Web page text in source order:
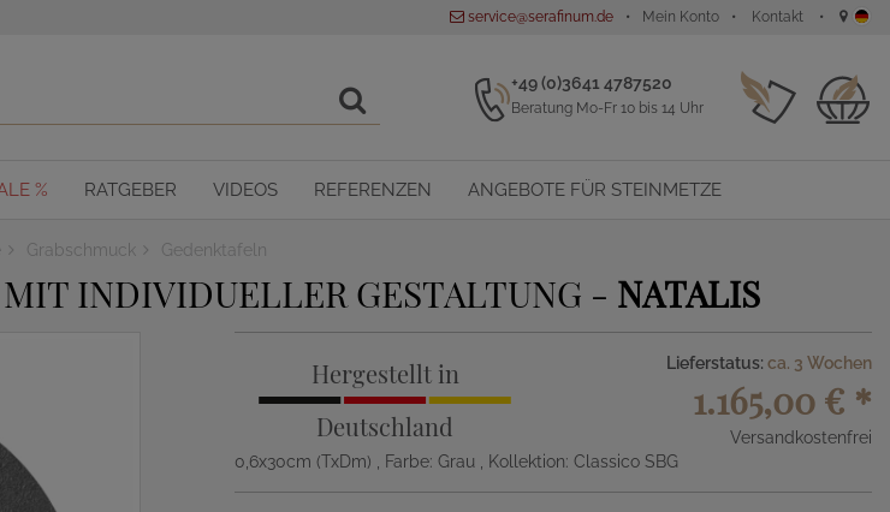
service@serafinum.de Mein Konto Kontakt
+49 (0)3641 4787520
Beratung Mo-Fr 10 bis 14 Uhr
% RATGEBER VIDEOS REFERENZEN ANGEBOTE FÜR STEINMETZE
Grabschmuck Gedenktafeln
INDIVIDUELLER GESTALTUNG - NATALIS
Hergestellt in
Deutschland
Lieferstatus: ca. 3 Wochen
1.165,00 € *
Versandkostenfrei
0,6x30cm (TxDm)
, Farbe: Grau , Kollektion: Classico SBG